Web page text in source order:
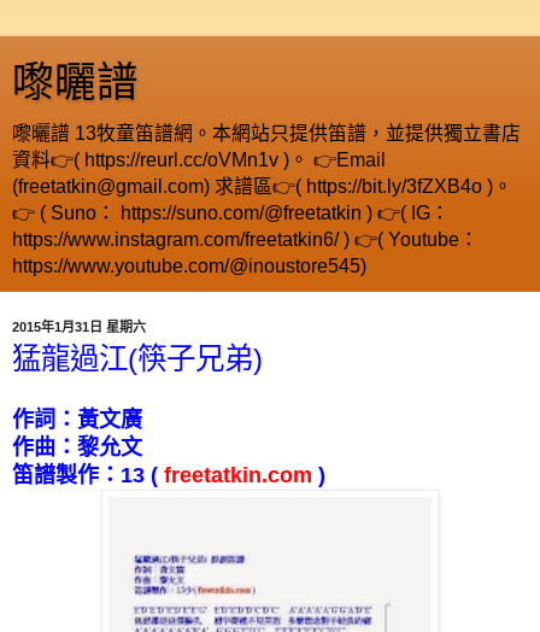
嚟曬譜
嚟曬譜 13牧童笛譜網。本網站只提供笛譜，並提供獨立書店
資料👉( https://reurl.cc/oVMn1v )。 👉Email
(freetatkin@gmail.com) 求譜區👉( https://bit.ly/3fZXB4o )。
👉 ( Suno： https://suno.com/@freetatkin ) 👉( IG：
https://www.instagram.com/freetatkin6/ ) 👉( Youtube：
https://www.youtube.com/@inoustore545)
2015年1月31日 星期六
猛龍過江(筷子兄弟)
作詞：黃文廣
作曲：黎允文
笛譜製作： 13 ( freetatkin.com )